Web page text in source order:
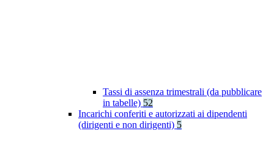
Tassi di assenza trimestrali (da pubblicare
in tabelle) 52
Incarichi conferiti e autorizzati ai dipendenti
(dirigenti e non dirigenti) 5